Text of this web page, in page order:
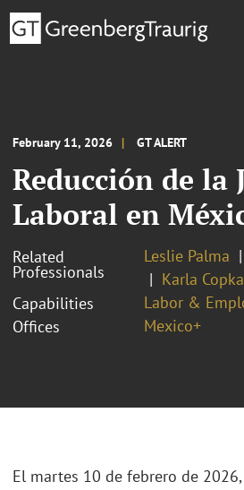
February 11, 2026 GT ALERT
Reducción de la
Laboral en
Related
Professionals
Leslie Palma
Karla Copka
Capabilities
Labor &
Offices
Mexico+
El martes 10 de febrero de